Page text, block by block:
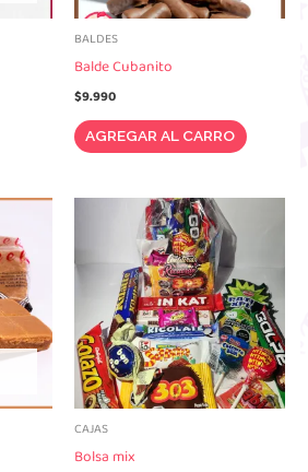
BALDES
Balde Cubanito
$9.990
AGREGAR AL CARRO
CAJAS
Bolsa mix